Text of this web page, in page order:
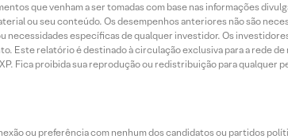
que venham a ser tomadas com base nas informações
ou seu conteúdo. Os desempenhos anteriores não são
necessidades específicas de qualquer investidor. Os
Este relatório é destinado à circulação exclusiva para a rede
Fica proibida sua reprodução ou redistribuição para qualquer
ou preferência com nenhum dos candidatos ou partidos